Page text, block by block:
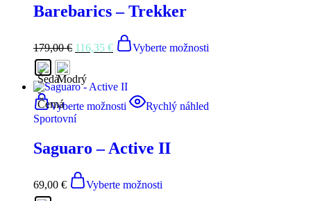
Barebarics – Trekker
179,00€ 116,35 € Vyberte možnosti
Vyberte možnosti
Rychlý náhled
Sportovní
Saguaro – Active II
69,00 € Vyberte možnosti